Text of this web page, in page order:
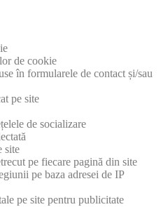
de cookie
în formularele de contact și/sau
pe site
de socializare
site
pe fiecare pagină din site
pe baza adresei de IP
pe site pentru publicitate